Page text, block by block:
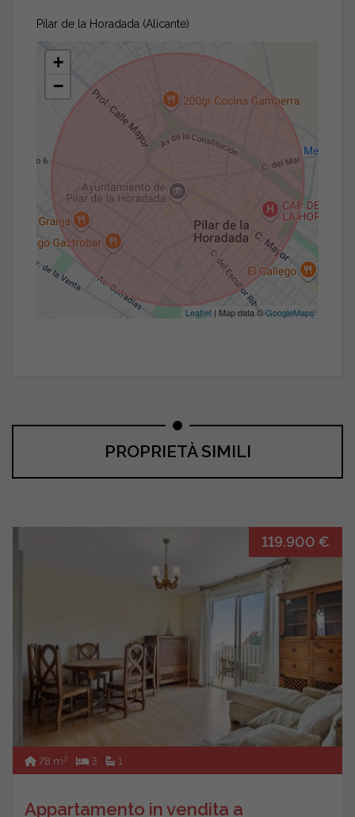
Pilar de la Horadada (Alicante)
+
−
Leaflet | Map data ©GoogleMaps
PROPRIETÀ SIMILI
119.900 €
78 m2 3 1
Appartamento in vendita a